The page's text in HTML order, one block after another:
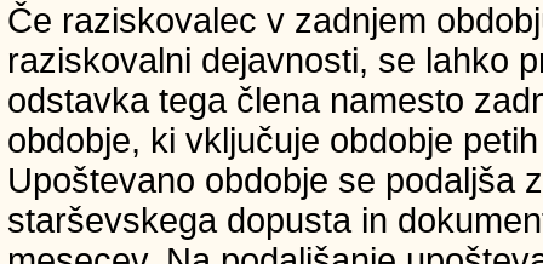
Če raziskovalec v zadnjem
raziskovalni dejavnosti, se lahko
odstavka tega člena namesto
obdobje, ki vključuje obdobje
Upoštevano obdobje se podaljša
starševskega dopusta in